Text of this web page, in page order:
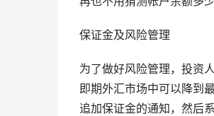
保证金及风险管理
为了做好风险管理，投资
即期外汇市场中可以降到
追加保证金的通知，然后